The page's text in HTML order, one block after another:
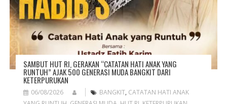
N
SAMBUT HUT RI, GERAKAN “CATATAN HATI ANAK YANG
RUNTUH” AJAK 500 GENERASI MUDA BANGKIT DARI
KETERPURUKAN
06/08/2026 BANGKIT, CATATAN HATI ANAK